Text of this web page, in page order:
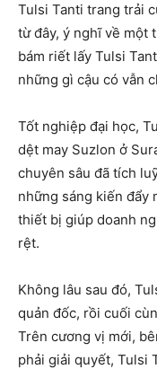
Tulsi Tanti trang trải
từ đây, ý nghĩ về một
bám riết lấy Tulsi
những gì cậu có vẫn
Tốt nghiệp đại học,
dệt may Suzlon ở
chuyên sâu đã tích
những sáng kiến đẩy
thiết bị giúp doanh
rệt.
Không lâu sau đó,
quản đốc, rồi cuối
Trên cương vị mới,
phải giải quyết, Tulsi